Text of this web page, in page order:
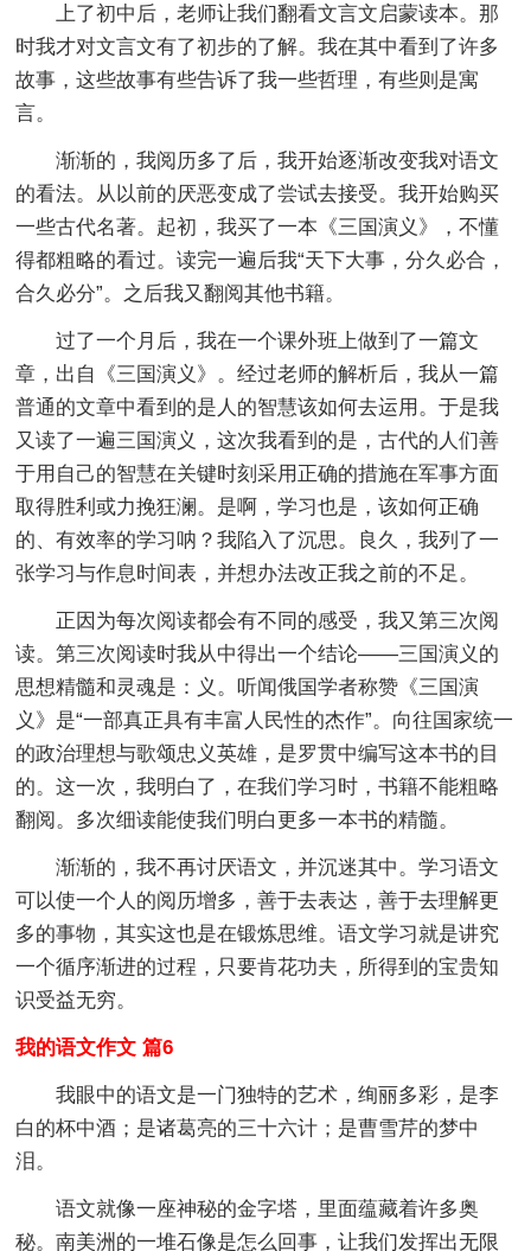
上了初中后，老师让我们翻看文言文启蒙读本。那
时我才对文言文有了初步的了解。我在其中看到了许多
故事，这些故事有些告诉了我一些哲理，有些则是寓
言。
渐渐的，我阅历多了后，我开始逐渐改变我对语文
的看法。从以前的厌恶变成了尝试去接受。我开始购买
一些古代名著。起初，我买了一本《三国演义》，不懂
得都粗略的看过。读完一遍后我“天下大事，分久必合，
合久必分”。之后我又翻阅其他书籍。
过了一个月后，我在一个课外班上做到了一篇文
章，出自《三国演义》。经过老师的解析后，我从一篇
普通的文章中看到的是人的智慧该如何去运用。于是我
又读了一遍三国演义，这次我看到的是，古代的人们善
于用自己的智慧在关键时刻采用正确的措施在军事方面
取得胜利或力挽狂澜。是啊，学习也是，该如何正确
的、有效率的学习呐？我陷入了沉思。良久，我列了一
张学习与作息时间表，并想办法改正我之前的不足。
正因为每次阅读都会有不同的感受，我又第三次阅
读。第三次阅读时我从中得出一个结论——三国演义的
思想精髓和灵魂是：义。听闻俄国学者称赞《三国演
义》是“一部真正具有丰富人民性的杰作”。向往国家统一
的政治理想与歌颂忠义英雄，是罗贯中编写这本书的目
的。这一次，我明白了，在我们学习时，书籍不能粗略
翻阅。多次细读能使我们明白更多一本书的精髓。
渐渐的，我不再讨厌语文，并沉迷其中。学习语文
可以使一个人的阅历增多，善于去表达，善于去理解更
多的事物，其实这也是在锻炼思维。语文学习就是讲究
一个循序渐进的过程，只要肯花功夫，所得到的宝贵知
识受益无穷。
我的语文作文 篇6
我眼中的语文是一门独特的艺术，绚丽多彩，是李
白的杯中酒；是诸葛亮的三十六计；是曹雪芹的梦中
泪。
语文就像一座神秘的金字塔，里面蕴藏着许多奥
秘。南美洲的一堆石像是怎么回事，让我们发挥出无限